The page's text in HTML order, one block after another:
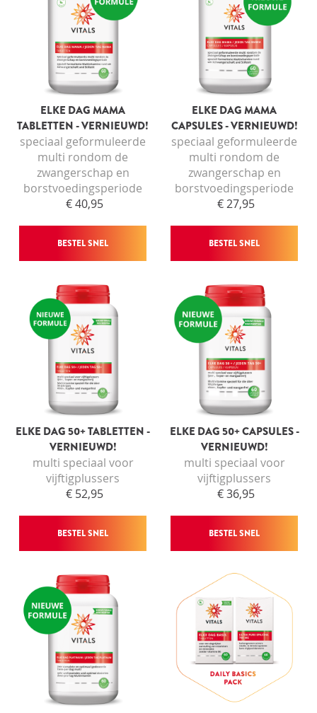
ELKE DAG MAMA
TABLETTEN - VERNIEUWD!
speciaal geformuleerde
multi rondom de
zwangerschap en
borstvoedingsperiode
€ 40,95
BESTEL SNEL
ELKE DAG MAMA
CAPSULES - VERNIEUWD!
speciaal geformuleerde
multi rondom de
zwangerschap en
borstvoedingsperiode
€ 27,95
BESTEL SNEL
ELKE DAG 50+ TABLETTEN -
VERNIEUWD!
multi speciaal voor
vijftigplussers
€ 52,95
BESTEL SNEL
ELKE DAG 50+ CAPSULES -
VERNIEUWD!
multi speciaal voor
vijftigplussers
€ 36,95
BESTEL SNEL